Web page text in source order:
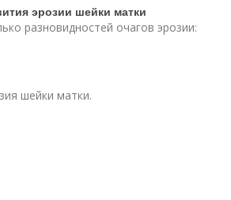
эрозии шейки матки
разновидностей очагов эрозии:
шейки матки.